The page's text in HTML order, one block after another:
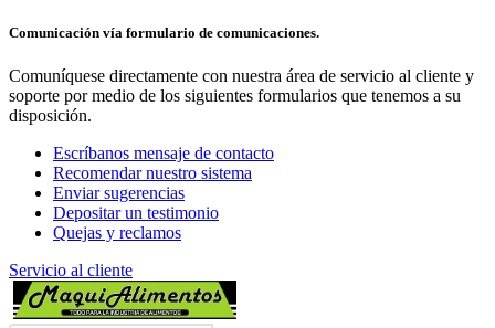
Comunicación vía formulario de comunicaciones.
Comuníquese directamente con nuestra área de servicio al cliente y
soporte por medio de los siguientes formularios que tenemos a su
disposición.
Escríbanos mensaje de contacto
Recomendar nuestro sistema
Enviar sugerencias
Depositar un testimonio
Quejas y reclamos
Servicio al cliente